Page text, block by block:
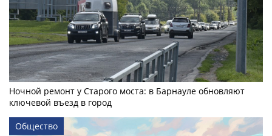
Ночной ремонт у Старого моста: в Барнауле обновляют
ключевой въезд в город
Общество